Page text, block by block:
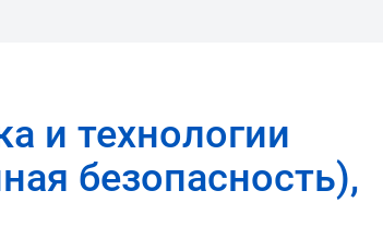
и технологии
безопасность),